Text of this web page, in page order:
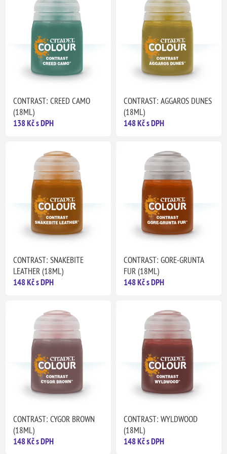
CONTRAST: CREED CAMO
(18ML)
138 Kč s DPH
CONTRAST: AGGAROS DUNES
(18ML)
148 Kč s DPH
CONTRAST: SNAKEBITE
LEATHER (18ML)
148 Kč s DPH
CONTRAST: GORE-GRUNTA
FUR (18ML)
148 Kč s DPH
CONTRAST: CYGOR BROWN
(18ML)
148 Kč s DPH
CONTRAST: WYLDWOOD
(18ML)
148 Kč s DPH